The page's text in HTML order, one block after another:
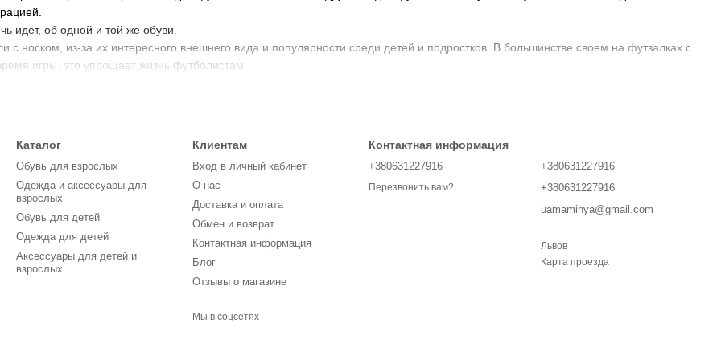
идет, об одной и той же обуви.
носком, из-за их интересного внешнего вида и популярности среди детей и подростков. В большинстве своем на футзалках с
игры, это упрощает жизнь футболистам.
и среди девочек.
и искусственном полях, подошва скользкая, что увеличивает вероятность травматизма из-за слабого сцепления с
бутсы.
выбрать, тогда обратитесь к нашим менеджерам и они с удовольствием проконсультируют Вас и помогут подобрать обувь
Dugana, Twingo, Lion, Caroc, Alemy kids, Puma, Adidas, Nike, New Balance, Under Armour и многие другие ведущие бренды.
является возможность осмотра и примерки на отделениях служб доставки и оплаты заказа после осмотра товара и без
Каталог
Обувь для взрослых
Одежда и аксессуары для
взрослых
Обувь для детей
Одежда для детей
Аксессуары для детей и
взрослых
Клиентам
Вход в личный кабинет
О нас
Доставка и оплата
Обмен и возврат
Контактная информация
Блог
Отзывы о магазине
Мы в соцсетях
Контактная информация
+380631227916
Перезвонить вам?
+380631227916
+380631227916
uamaminya@gmail.com
Львов
Карта проезда